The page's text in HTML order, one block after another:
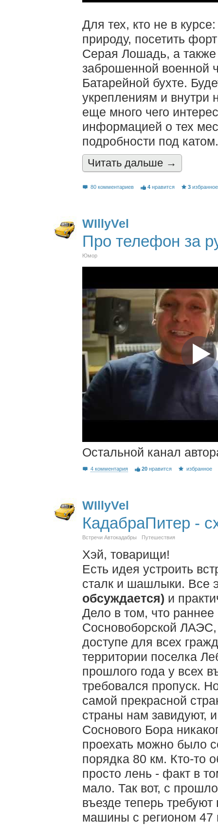
Для тех, кто не в
природу, посетить
Серая Лошадь, а
заброшенной военной
Батарейной бухте.
укреплениям и внутри
еще много чего
информацией о тех
подробности под катом.
Читать дальшe →
80 комментариев 4 нравится 3 избранное
WIllyVel
Про телефон за
Юмор
Остальной канал
4 комментария 20 нравится избранное
WIllyVel
КадабраПитер -
Встречи Автокадабры Путешествия
Хэй, товарищи!
Есть идея устроить
сталк и шашлыки. Все
обсуждается) и
Дело в том, что раннее
Сосновоборской ЛАЭС,
доступе для всех
территории поселка
прошлого года у всех
требовался пропуск.
самой прекрасной
страны нам завидуют,
Соснового Бора
проехать можно было
порядка 80 км. Кто-то
просто лень - факт в
мало. Так вот, с
въезде теперь требуют
машины с регионом 47